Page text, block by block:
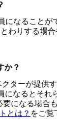
になることが
わりする場
か？
ターが提供
になるとそれ
になる場合
とは？ をご覧